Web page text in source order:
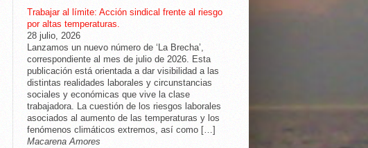
Trabajar al límite: Acción sindical frente al riesgo
por altas temperaturas.
28 julio, 2026
Lanzamos un nuevo número de ‘La Brecha’,
correspondiente al mes de julio de 2026. Esta
publicación está orientada a dar visibilidad a las
distintas realidades laborales y circunstancias
sociales y económicas que vive la clase
trabajadora. La cuestión de los riesgos laborales
asociados al aumento de las temperaturas y los
fenómenos climáticos extremos, así como […]
Macarena Amores